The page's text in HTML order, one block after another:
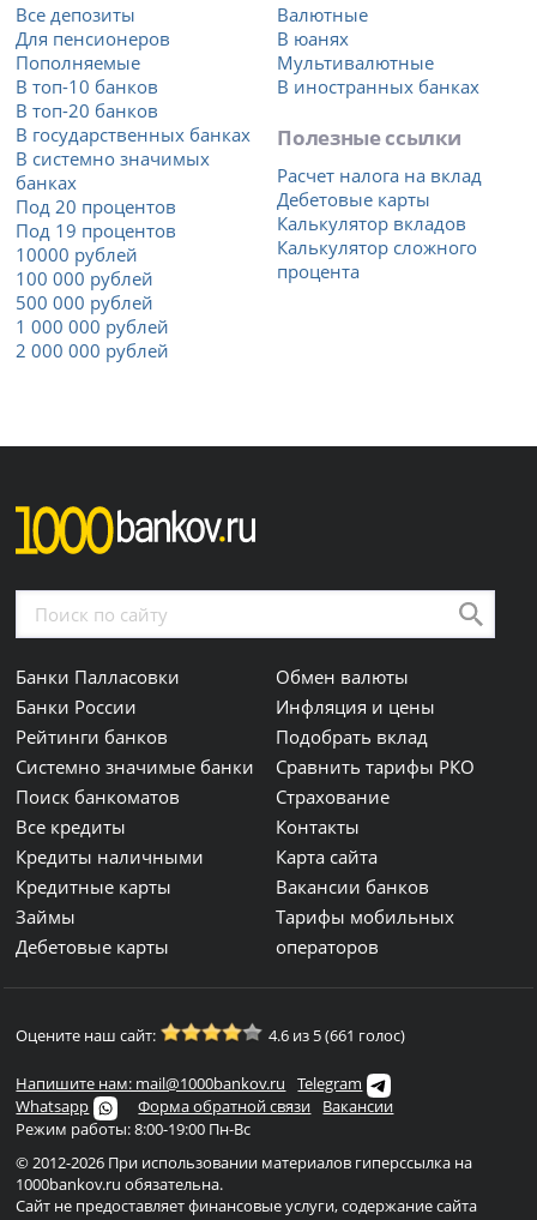
Все депозиты
Для пенсионеров
Пополняемые
В топ-10 банков
В топ-20 банков
В государственных банках
В системно значимых
банках
Под 20 процентов
Под 19 процентов
10000 рублей
100 000 рублей
500 000 рублей
1 000 000 рублей
2 000 000 рублей
Валютные
В юанях
Мультивалютные
В иностранных банках
Полезные ссылки
Расчет налога на вклад
Дебетовые карты
Калькулятор вкладов
Калькулятор сложного
процента
Банки Палласовки
Банки России
Рейтинги банков
Системно значимые банки
Поиск банкоматов
Все кредиты
Кредиты наличными
Кредитные карты
Займы
Дебетовые карты
Обмен валюты
Инфляция и цены
Подобрать вклад
Сравнить тарифы РКО
Страхование
Контакты
Карта сайта
Вакансии банков
Тарифы мобильных
операторов
Оцените наш сайт: 4.6 из 5 (661 голос)
Напишите нам: mail@1000bankov.ru
Telegram
Whatsapp
Форма обратной связи
Вакансии
Режим работы: 8:00-19:00 Пн-Вс
© 2012-2026 При использовании материалов гиперссылка на
1000bankov.ru обязательна.
Сайт не предоставляет финансовые услуги, содержание сайта